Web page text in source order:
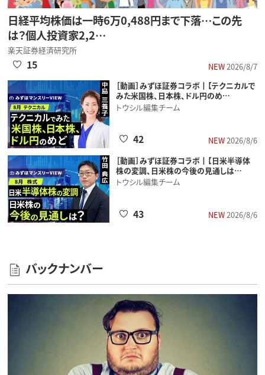
日経平均株価は一時6万0,488円まで下落…この先
は？個人投資家2,2…
楽天証券経済研究所
NEW2026/8/7
15
［動画］みずほ証券コラボ┃【テクニカルで
みた米国株、日本株、ドル円のめ…
トウシル編集チーム
NEW2026/8/6
42
［動画］みずほ証券コラボ┃【日米半導体
株の変調、日米株の今後の見通しは…
トウシル編集チーム
NEW2026/8/6
43
バックナンバー